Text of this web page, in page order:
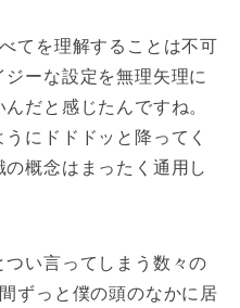
てを理解することは不可
ーな設定を無理矢理に
だと感じたんですね。
にドドドッと降ってく
概念はまったく通用し
い言ってしまう数々の
ずっと僕の頭のなかに居